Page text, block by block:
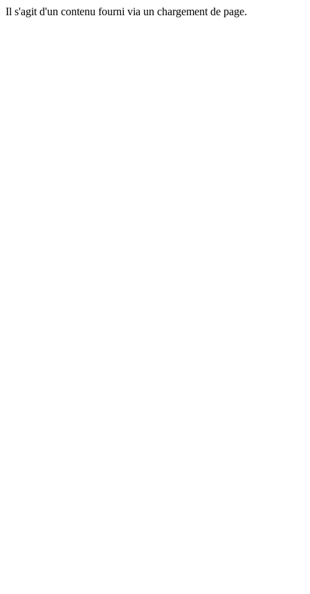
Il s'agit d'un contenu fourni via un chargement de page.